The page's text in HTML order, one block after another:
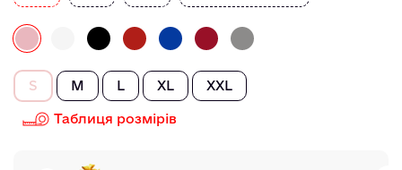
S M L XL XXL
Таблиця розмірів